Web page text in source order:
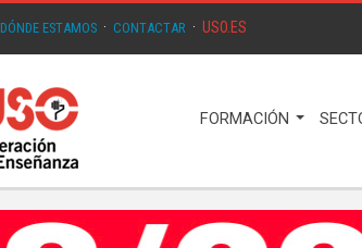
DÓNDE ESTAMOS · CONTACTAR · USO.ES
FORMACIÓN